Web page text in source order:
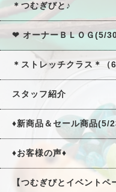
＊つむぎびと♪
❤ オーナーＢＬＯＧ(5/
＊ストレッチクラス＊（
スタッフ紹介
♦新商品＆セール商品(5/
♦お客様の声♦
【つむぎびとイベントペ